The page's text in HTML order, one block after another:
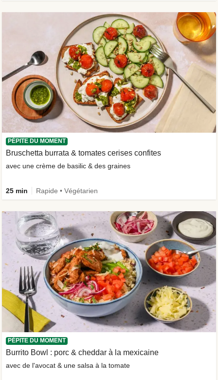
PÉPITE DU MOMENT
Bruschetta burrata & tomates cerises confites
avec une crème de basilic & des graines
25 min Rapide • Végétarien
PÉPITE DU MOMENT
Burrito Bowl : porc & cheddar à la mexicaine
avec de l'avocat & une salsa à la tomate